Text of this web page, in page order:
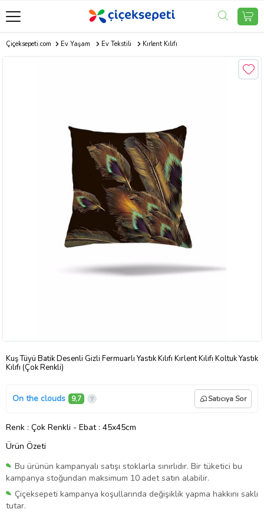
Çiçeksepeti.com Ev Yaşam Ev Tekstili Kırlent Kılıfı
Kuş Tüyü Batik Desenli Gizli Fermuarlı Yastık Kılıfı Kırlent Kılıfı Koltuk Yastık
Kılıfı (Çok Renkli)
On the clouds 9,7 Satıcıya Sor
Renk : Çok Renkli - Ebat : 45x45cm
Ürün Özeti
Bu ürünün kampanyalı satışı stoklarla sınırlıdır. Bir tüketici bu
kampanya stoğundan maksimum 10 adet satın alabilir.
Çiçeksepeti kampanya koşullarında değişiklik yapma hakkını saklı
tutar.